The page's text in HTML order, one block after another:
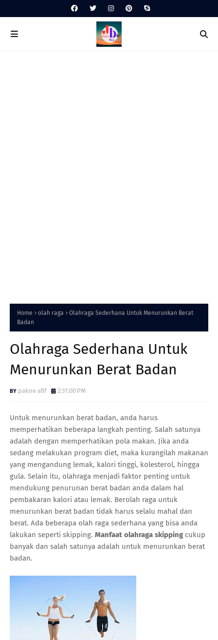
Home olah raga
Olahraga Sederhana Untuk Menurunkan Berat
Badan
Olahraga Sederhana Untuk
Menurunkan Berat Badan
pakne afif 2:31:00 PM
Untuk menurunkan berat badan, anda harus
memperhatikan beberapa langkah penting. Salah satunya
adalah dengan memperhatikan pola makan. Jika anda
sedang melakukan program diet, maka kurangilah makanan
yang mengandung lemak, kalori tinggi, kolesterol, hingga
gula. Selain itu, olahraga menjadi faktor penting untuk
mendukung penurunan berat badan anda dalam hal
pembakaran kalori atau lemak. Berolah raga untuk
menurunkan berat badan tidak harus selalu mahal dan
berat. Ada beberapa olah raga sederhana yang bisa anda
lakukan seperti skipping. Manfaat olahraga skipping cukup
banyak dan salah satunya adalah untuk menurunkan berat
badan.